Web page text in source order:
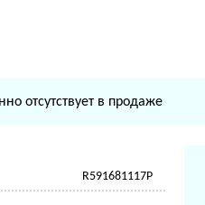
отсутствует в продаже
R591681117P